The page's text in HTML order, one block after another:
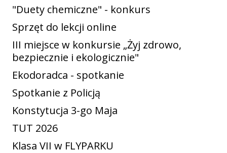
"Duety chemiczne" - konkurs
Sprzęt do lekcji online
III miejsce w konkursie „Żyj zdrowo,
bezpiecznie i ekologicznie"
Ekodoradca - spotkanie
Spotkanie z Policją
Konstytucja 3-go Maja
TUT 2026
Klasa VII w FLYPARKU